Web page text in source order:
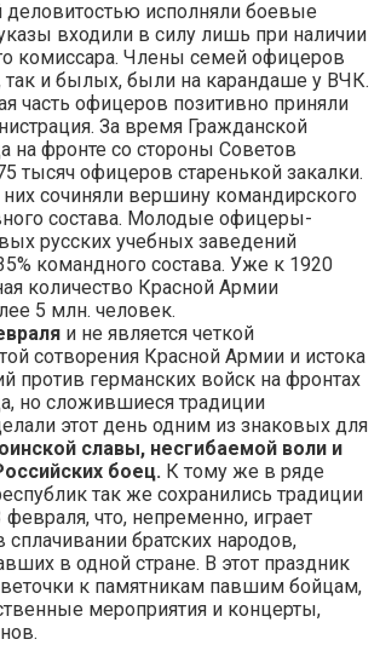
деловитостью исполняли боевые
входили в силу лишь при наличии
комиссара. Члены семей офицеров
так и былых, были на карандаше у ВЧК.
часть офицеров позитивно приняли
За время Гражданской
на фронте со стороны Советов
тысяч офицеров старенькой закалки.
сочиняли вершину командирского
состава. Молодые офицеры-
русских учебных заведений
командного состава. Уже к 1920
количество Красной Армии
5 млн. человек.
и не является четкой
сотворения Красной Армии и истока
против германских войск на фронтах
но сложившиеся традиции
этот день одним из знаковых для
славы, несгибаемой воли и
боец. К тому же в ряде
так же сохранились традиции
что, непременно, играет
братских народов,
в одной стране. В этот праздник
к памятникам павшим бойцам,
мероприятия и концерты,